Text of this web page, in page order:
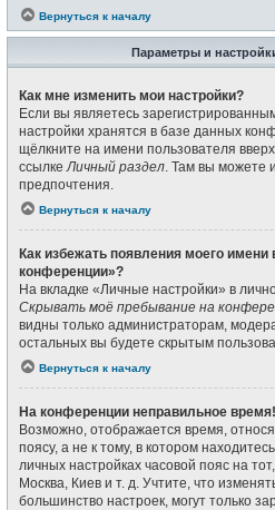
Вернуться к началу
Параметры и
Как мне изменить мои настройки?
Если вы являетесь
настройки хранятся в базе данных
щёлкните на имени пользователя
ссылкеЛичный раздел. Там вы можете
предпочтения.
Вернуться к началу
Как избежать появления моего имени
конференции»?
На вкладке «Личные настройки» в
Скрывать моё пребывание на
видны только администраторам,
остальных вы будете скрытым
Вернуться к началу
На конференции неправильное время!
Возможно, отображается время,
поясу, а не к тому, в котором
личных настройках часовой пояс на
Москва, Киев и т. д. Учтите, что
большинство настроек, могут только